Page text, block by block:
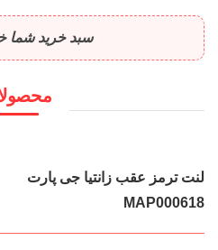
سبد خرید شما
لنت ترمز عقب زانتیا جی پارت
MAP000618